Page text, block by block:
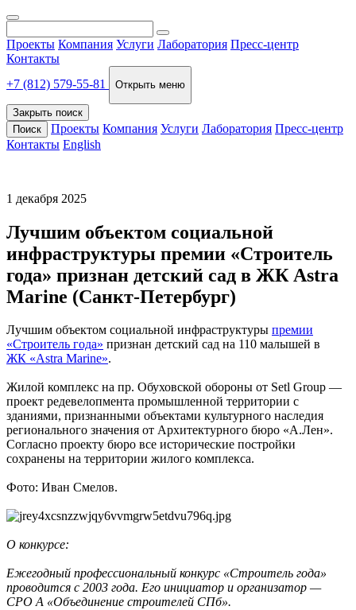
Проекты Компания Услуги Лаборатория Пресс-центр
Контакты
+7 (812) 579-55-81
Открыть меню
Закрыть поиск
Поиск
Проекты Компания Услуги Лаборатория Пресс-центр
Контакты English
1 декабря 2025
Лучшим объектом социальной
инфраструктуры премии «Строитель
года» признан детский сад в ЖК Astra
Marine (Санкт-Петербург)
Лучшим объектом социальной инфраструктуры премии
«Строитель года» признан детский сад на 110 малышей в
ЖК «Astra Marine».
Жилой комплекс на пр. Обуховской обороны от Setl Group —
проект редевелопмента промышленной территории с
зданиями, признанными объектами культурного наследия
регионального значения от Архитектурного бюро «А.Лен».
Согласно проекту бюро все исторические постройки
сохранены на территории жилого комплекса.
Фото: Иван Смелов.
О конкурсе:
Ежегодный профессиональный конкурс «Строитель года»
проводится с 2003 года. Его инициатор и организатор —
СРО А «Объединение строителей СПб».